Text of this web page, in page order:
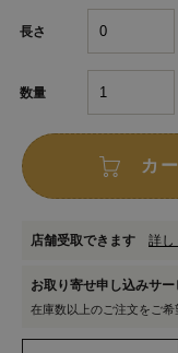
長さ
数量
カ
店舗受取できます 詳し
お取り寄せ申し込みサ
在庫数以上のご注文をご希